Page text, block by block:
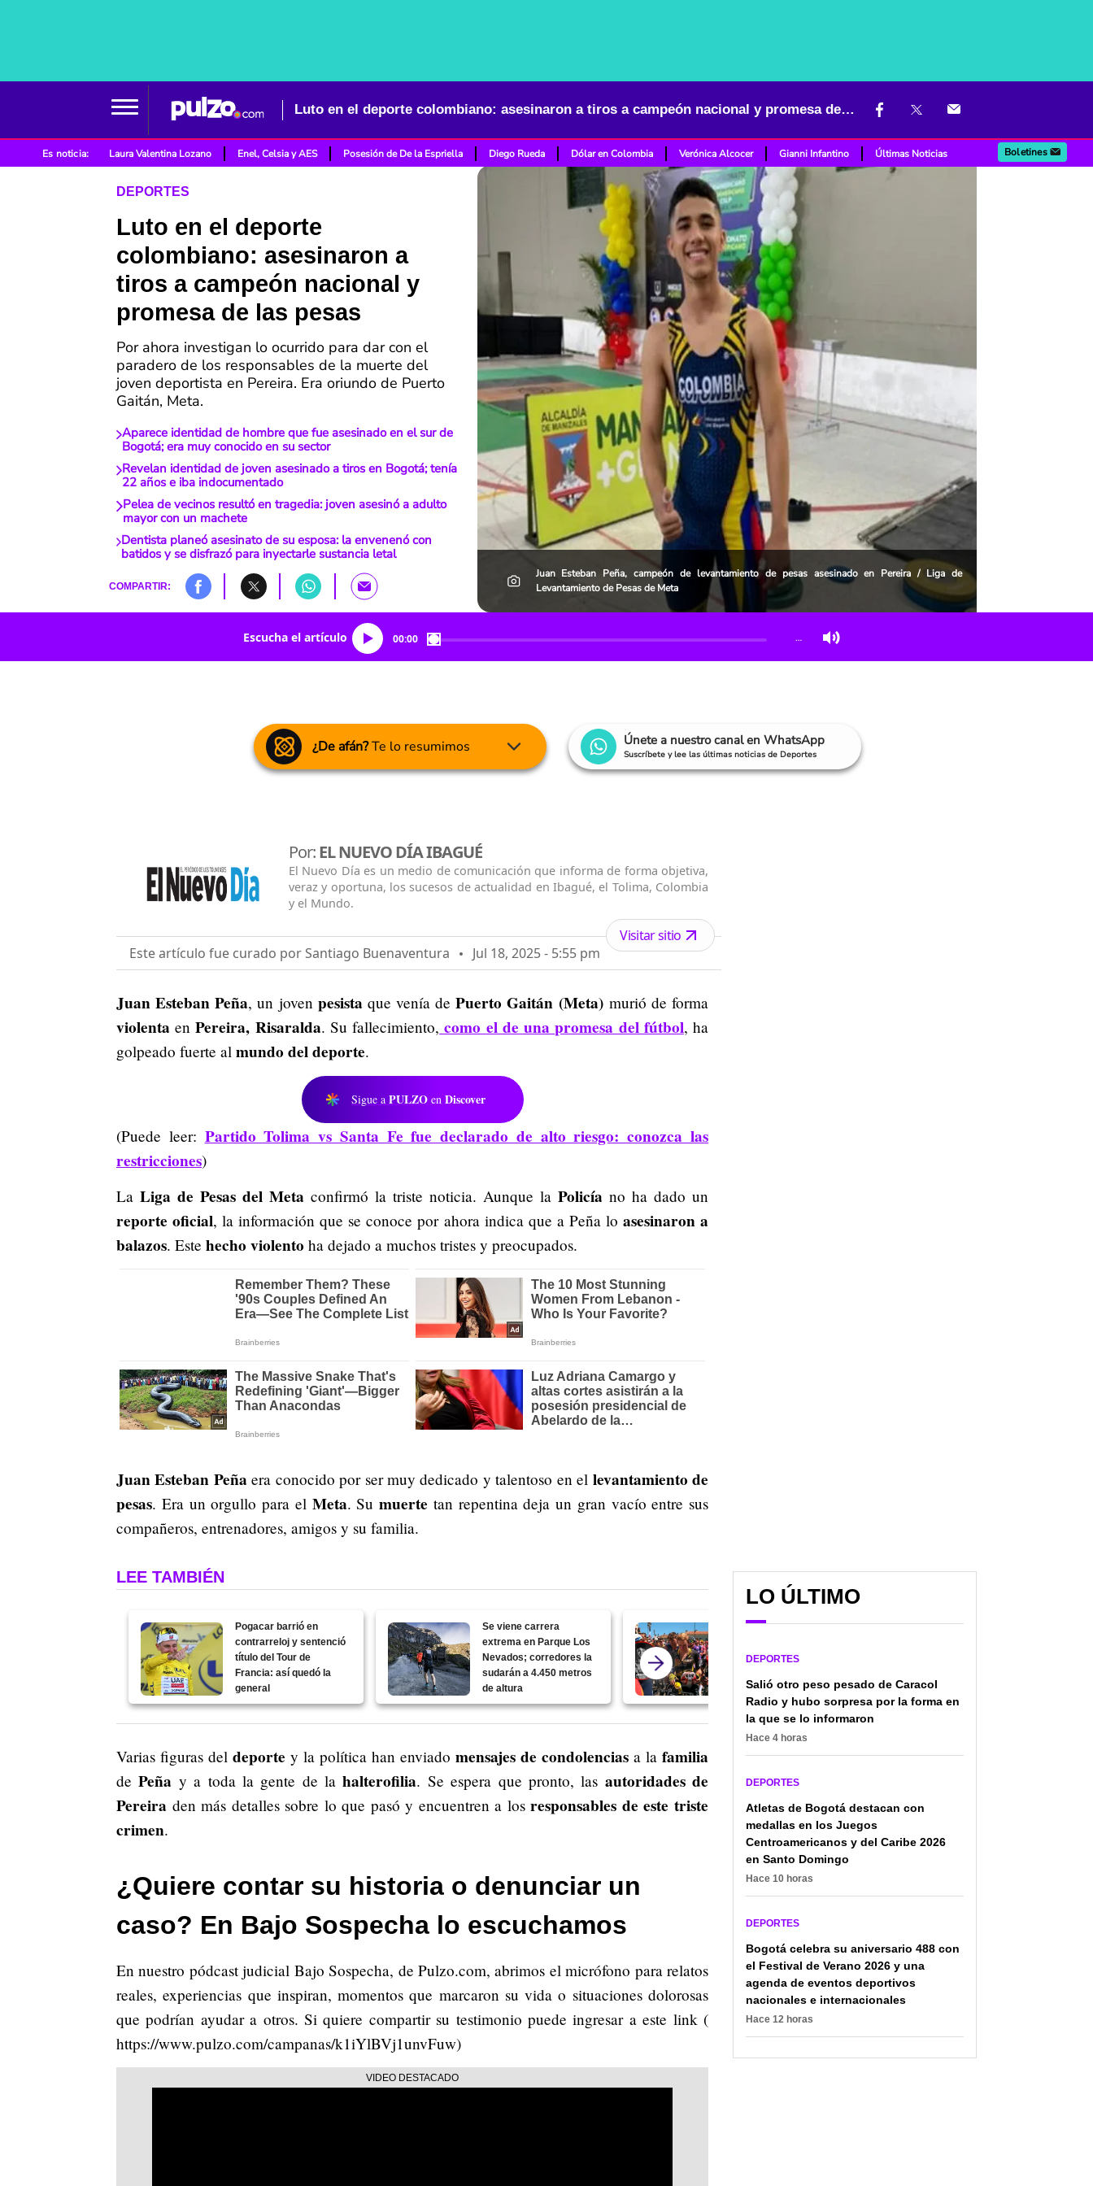
Luto en el deporte colombiano: asesinaron a tiros a campeón nacional y promesa de las pesas
Es noticia: Laura Valentina Lozano Enel, Celsia y AES Posesión de De la Espriella Diego Rueda Dólar en Colombia Verónica Alcocer Gianni Infantino Últimas Noticias Boletines
DEPORTES
Luto en el deporte
colombiano: asesinaron a
tiros a campeón nacional y
promesa de las pesas
Por ahora investigan lo ocurrido para dar con el
paradero de los responsables de la muerte del
joven deportista en Pereira. Era oriundo de Puerto
Gaitán, Meta.
Aparece identidad de hombre que fue asesinado en el sur de
Bogotá; era muy conocido en su sector
Revelan identidad de joven asesinado a tiros en Bogotá; tenía
22 años e iba indocumentado
Pelea de vecinos resultó en tragedia: joven asesinó a adulto
mayor con un machete
Dentista planeó asesinato de su esposa: la envenenó con
batidos y se disfrazó para inyectarle sustancia letal
COMPARTIR:
Juan Esteban Peña, campeón de levantamiento de pesas asesinado en Pereira / Liga de
Levantamiento de Pesas de Meta
Escucha el artículo 00:00 …
¿De afán?Te lo resumimos Únete a nuestro canal en WhatsApp
Suscríbete y lee las últimas noticias de Deportes
Por:EL NUEVO DÍA IBAGUÉ
El Nuevo Día es un medio de comunicación que informa de forma objetiva,
veraz y oportuna, los sucesos de actualidad en Ibagué, el Tolima, Colombia
y el Mundo.
Este artículo fue curado por Santiago Buenaventura Jul 18, 2025 - 5:55 pm
Visitar sitio
Juan Esteban Peña, un joven pesistaque venía dePuerto Gaitán (Meta)murió de forma
violenta enPereira, Risaralda. Su fallecimiento, como el de una promesa del fútbol, ha
golpeado fuerte al mundo del deporte.
Sigue a PULZO en Discover
(Puede leer: Partido Tolima vs Santa Fe fue declarado de alto riesgo: conozca las
restricciones)
La Liga de Pesas del Meta confirmó la triste noticia. Aunque la Policía no ha dado un
reporte oficial, la información que se conoce por ahora indica que a Peña lo asesinaron a
balazos. Este hecho violento ha dejado a muchos tristes y preocupados.
Juan Esteban Peñaera conocido por ser muy dedicado y talentoso en el levantamiento de
pesas. Era un orgullo para el Meta. Su muerte tan repentina deja un gran vacío entre sus
compañeros, entrenadores, amigos y su familia.
LEE TAMBIÉN
Pogacar barrió en
contrarreloj y sentenció
título del Tour de
Francia: así quedó la
general
Se viene carrera
extrema en Parque Los
Nevados; corredores la
sudarán a 4.450 metros
de altura
Conmoción en Tour de
promesa del ciclismo; le
Varias figuras del deporte y la política han enviado mensajes de condolencias a la familia
dePeña y a toda la gente de lahalterofilia. Se espera que pronto, las autoridades de
Pereira den más detalles sobre lo que pasó y encuentren a losresponsables de este triste
crimen.
¿Quiere contar su historia o denunciar un
caso? En Bajo Sospecha lo escuchamos
En nuestro pódcast judicial Bajo Sospecha, de Pulzo.com, abrimos el micrófono para relatos
reales, experiencias que inspiran, momentos que marcaron su vida o situaciones dolorosas
que podrían ayudar a otros. Si quiere compartir su testimonio puede ingresar a este link (
https://www.pulzo.com/campanas/k1iYlBVj1unvFuw)
LO ÚLTIMO
DEPORTES
Salió otro peso pesado de Caracol
Radio y hubo sorpresa por la forma en
la que se lo informaron
Hace 4 horas
DEPORTES
Atletas de Bogotá destacan con
medallas en los Juegos
Centroamericanos y del Caribe 2026
en Santo Domingo
Hace 10 horas
DEPORTES
Bogotá celebra su aniversario 488 con
el Festival de Verano 2026 y una
agenda de eventos deportivos
nacionales e internacionales
Hace 12 horas